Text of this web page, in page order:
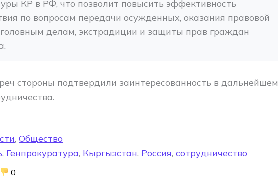
КР в РФ, что позволит повысить эффективность
по вопросам передачи осужденных, оказания правовой
делам, экстрадиции и защиты прав граждан
стороны подтвердили заинтересованность в дальнейшем
, Общество
, Генпрокуратура, Кыргызстан, Россия, сотрудничество
0